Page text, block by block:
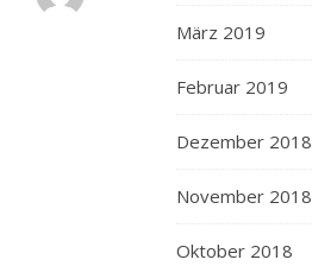
hammerhaft
März 2019
Februar 2019
Dezember 2018
November 2018
Oktober 2018